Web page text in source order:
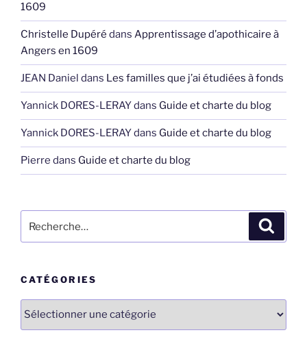
1609
Christelle Dupéré dans Apprentissage d’apothicaire à
Angers en 1609
JEAN Daniel dans Les familles que j’ai étudiées à fonds
Yannick DORES-LERAYdans Guide et charte du blog
Yannick DORES-LERAYdans Guide et charte du blog
Pierre dans Guide et charte du blog
pour
CATÉGORIES
Catégories